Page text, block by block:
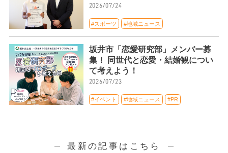
2026/07/24
#スポーツ #地域ニュース
坂井市「恋愛研究部」メンバー募
集！ 同世代と恋愛・結婚観につい
て考えよう！
2026/07/23
#イベント #地域ニュース #PR
最新の記事はこちら